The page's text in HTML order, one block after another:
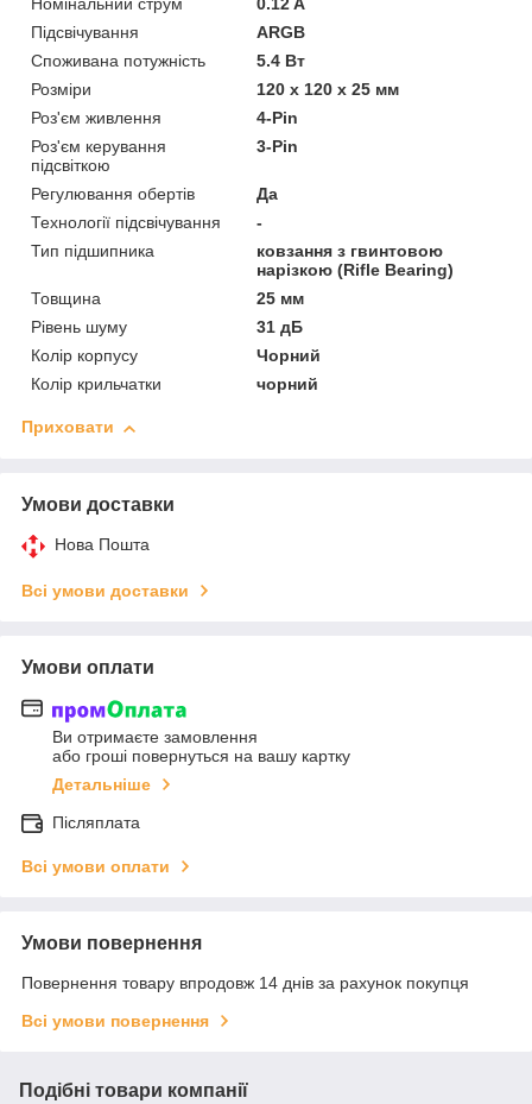
Номінальний струм
0.12 A
Підсвічування
ARGB
Споживана потужність
5.4 Вт
Розміри
120 х 120 х 25 мм
Роз'єм живлення
4-Pin
Роз'єм керування
підсвіткою
3-Pin
Регулювання обертів
Да
Технології підсвічування
-
Тип підшипника
ковзання з гвинтовою
нарізкою (Rifle Bearing)
Товщина
25 мм
Рівень шуму
31 дБ
Колір корпусу
Чорний
Колір крильчатки
чорний
Приховати
Умови доставки
Нова Пошта
Всі умови доставки
Умови оплати
Ви отримаєте замовлення
або гроші повернуться на вашу картку
Детальніше
Післяплата
Всі умови оплати
Умови повернення
Повернення товару впродовж 14 днів за рахунок покупця
Всі умови повернення
Подібні товари компанії